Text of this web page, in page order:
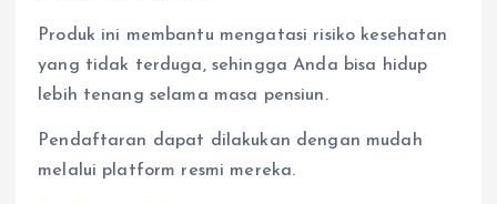
Produk ini membantu mengatasi risiko kesehatan
yang tidak terduga, sehingga Anda bisa hidup
lebih tenang selama masa pensiun.
Pendaftaran dapat dilakukan dengan mudah
melalui platform resmi mereka.